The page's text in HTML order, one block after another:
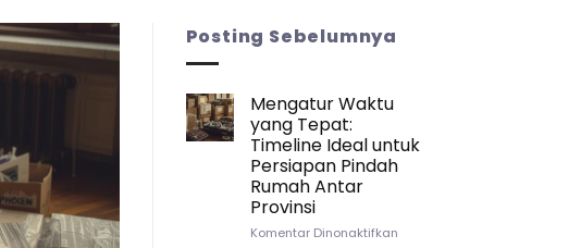
Strategi Packing
Pindah Rumah
Sebuah Kisah Pembuka yang Mungkin
Posting Sebelumnya
Mengatur Waktu
yang Tepat:
Timeline Ideal untuk
Persiapan Pindah
Rumah Antar
Provinsi
Komentar Dinonaktifkanpada